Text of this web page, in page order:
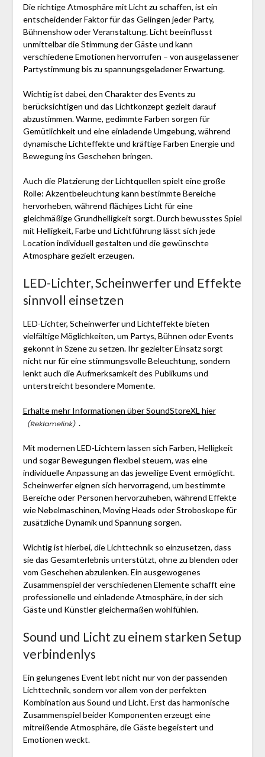
Die richtige Atmosphäre mit Licht zu schaffen, ist ein
entscheidender Faktor für das Gelingen jeder Party,
Bühnenshow oder Veranstaltung. Licht beeinflusst
unmittelbar die Stimmung der Gäste und kann
verschiedene Emotionen hervorrufen – von ausgelassener
Partystimmung bis zu spannungsgeladener Erwartung.
Wichtig ist dabei, den Charakter des Events zu
berücksichtigen und das Lichtkonzept gezielt darauf
abzustimmen. Warme, gedimmte Farben sorgen für
Gemütlichkeit und eine einladende Umgebung, während
dynamische Lichteffekte und kräftige Farben Energie und
Bewegung ins Geschehen bringen.
Auch die Platzierung der Lichtquellen spielt eine große
Rolle: Akzentbeleuchtung kann bestimmte Bereiche
hervorheben, während flächiges Licht für eine
gleichmäßige Grundhelligkeit sorgt. Durch bewusstes Spiel
mit Helligkeit, Farbe und Lichtführung lässt sich jede
Location individuell gestalten und die gewünschte
Atmosphäre gezielt erzeugen.
LED-Lichter, Scheinwerfer und Effekte
sinnvoll einsetzen
LED-Lichter, Scheinwerfer und Lichteffekte bieten
vielfältige Möglichkeiten, um Partys, Bühnen oder Events
gekonnt in Szene zu setzen. Ihr gezielter Einsatz sorgt
nicht nur für eine stimmungsvolle Beleuchtung, sondern
lenkt auch die Aufmerksamkeit des Publikums und
unterstreicht besondere Momente.
Erhalte mehr Informationen über SoundStoreXL hier
.
Mit modernen LED-Lichtern lassen sich Farben, Helligkeit
und sogar Bewegungen flexibel steuern, was eine
individuelle Anpassung an das jeweilige Event ermöglicht.
Scheinwerfer eignen sich hervorragend, um bestimmte
Bereiche oder Personen hervorzuheben, während Effekte
wie Nebelmaschinen, Moving Heads oder Stroboskope für
zusätzliche Dynamik und Spannung sorgen.
Wichtig ist hierbei, die Lichttechnik so einzusetzen, dass
sie das Gesamterlebnis unterstützt, ohne zu blenden oder
vom Geschehen abzulenken. Ein ausgewogenes
Zusammenspiel der verschiedenen Elemente schafft eine
professionelle und einladende Atmosphäre, in der sich
Gäste und Künstler gleichermaßen wohlfühlen.
Sound und Licht zu einem starken Setup
verbindenlys
Ein gelungenes Event lebt nicht nur von der passenden
Lichttechnik, sondern vor allem von der perfekten
Kombination aus Sound und Licht. Erst das harmonische
Zusammenspiel beider Komponenten erzeugt eine
mitreißende Atmosphäre, die Gäste begeistert und
Emotionen weckt.